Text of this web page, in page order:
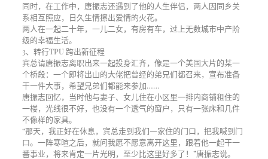
同时，在工作中，唐振志还遇到了他的人生伴侣，两人因同乡关
系相互照应，日久生情擦出爱情的火花。
两人在一起二十年，一儿二女，有房有车，过上无数城市中产阶
级的幸福生活。
3、转行TPU 跨出新征程
宾总请唐振志离职出来一起投身汇齐，像是一个美国大片的某一
个桥段：一个即将出山的大佬把曾经的弟兄们都召来，宣布准备
干一件大事，希望兄弟们都能来参加……
唐振志回忆，当时他与妻子、女儿住在小区里一排内商铺租住的
一楼，光线很不好，也没有一个透气的窗户，只有一张床和几件
不像样的家具。
“那天，我正好在休息，宾总走到我们一家住的门口，把我喊到门
口。一阵寒暄之后，就问我愿不愿意离开这里，跟着他一起干一
番事业，将来肯定一片光明，至少比这里好多了！”唐振志说。